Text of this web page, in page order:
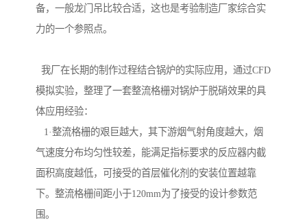
备，一般龙门吊比较合适，这也是考验制造厂家综合实
力的一个参照点。
我厂在长期的制作过程结合锅炉的实际应用，通过CFD
模拟实验，整理了一套整流格栅对锅炉于脱硝效果的具
体应用经验：
1·整流格栅的艰巨越大，其下游烟气射角度越大，烟
气速度分布均匀性较差，能满足指标要求的反应器内截
面积高度越低，可接受的首层催化剂的安装位置越靠
下。整流格栅间距小于120mm为了接受的设计参数范
围。